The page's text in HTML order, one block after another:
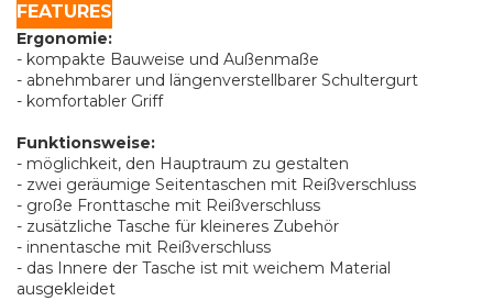
FEATURES
Ergonomie:
- kompakte Bauweise und Außenmaße
- abnehmbarer und längenverstellbarer Schultergurt
- komfortabler Griff
Funktionsweise:
- möglichkeit, den Hauptraum zu gestalten
- zwei geräumige Seitentaschen mit Reißverschluss
- große Fronttasche mit Reißverschluss
- zusätzliche Tasche für kleineres Zubehör
- innentasche mit Reißverschluss
- das Innere der Tasche ist mit weichem Material
ausgekleidet